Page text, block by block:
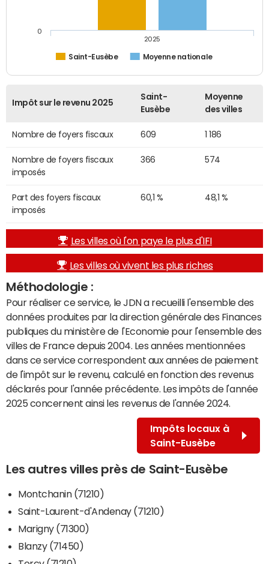
Saint-Eusèbe Moyenne nationale
2025
0
Impôt sur le revenu 2025
Saint-
Eusèbe
Moyenne
des villes
Nombre de foyers fiscaux 609 1 186
Nombre de foyers fiscaux
imposés
366 574
Part des foyers fiscaux
imposés
60,1 % 48,1 %
Les villes où l'on paye le plus d'IFI
Les villes où vivent les plus riches
Méthodologie :
Pour réaliser ce service, le JDN a recueilli l'ensemble des
données produites par la direction générale des Finances
publiques du ministère de l'Economie pour l'ensemble des
villes de France depuis 2004. Les années mentionnées
dans ce service correspondent aux années de paiement
de l'impôt sur le revenu, calculé en fonction des revenus
déclarés pour l'année précédente. Les impôts de l'année
2025 concernent ainsi les revenus de l'année 2024.
Impôts locaux à
Saint-Eusèbe
Les autres villes près de Saint-Eusèbe
Montchanin (71210)
Saint-Laurent-d'Andenay (71210)
Marigny (71300)
Blanzy (71450)